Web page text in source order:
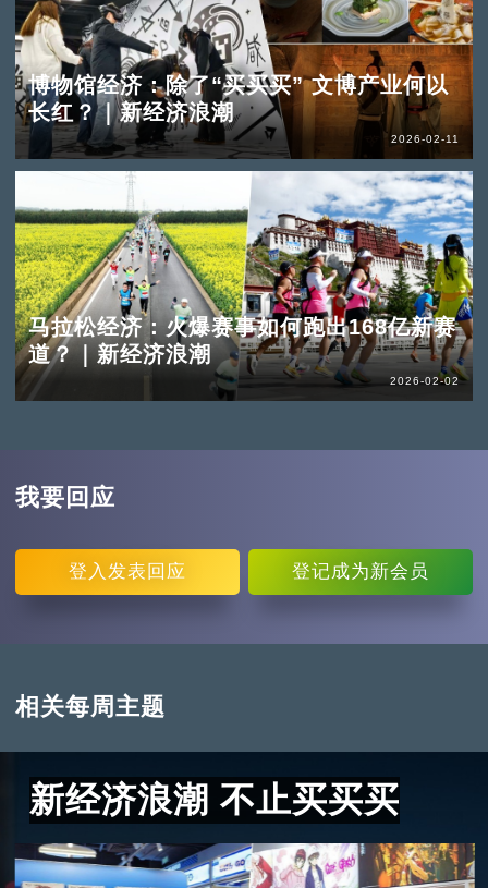
博物馆经济：除了“买买买” 文博产业何以
长红？｜新经济浪潮
2026-02-11
马拉松经济：火爆赛事如何跑出168亿新赛
道？｜新经济浪潮
2026-02-02
我要回应
登入 发表回应 登记成为新会员
相关每周主题
新经济浪潮 不止买买买